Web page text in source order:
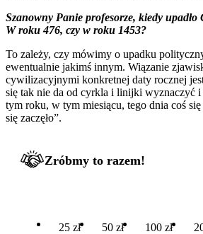
Szanowny Panie profesorze, kiedy upadło
W roku 476, czy w roku 1453?
To zależy, czy mówimy o upadku
ewentualnie jakimś innym. Wiązanie
cywilizacyjnymi konkretnej daty rocznej
się tak nie da od cyrkla i linijki wyznaczyć
tym roku, w tym miesiącu, tego dnia coś się
się zaczęło”.
Zróbmy to razem!
25 zł 50 zł 100 zł